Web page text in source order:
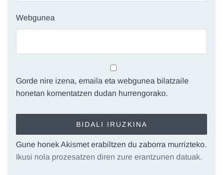
Webgunea
Gorde nire izena, emaila eta webgunea bilatzaile
honetan komentatzen dudan hurrengorako.
Gune honek Akismet erabiltzen du zaborra murrizteko.
Ikusi nola prozesatzen diren zure erantzunen datuak.